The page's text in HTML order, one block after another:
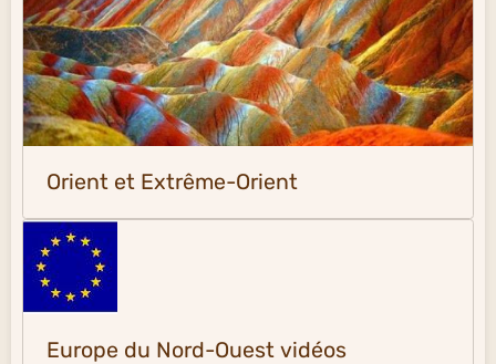
Orient et Extrême-Orient
Europe du Nord-Ouest vidéos